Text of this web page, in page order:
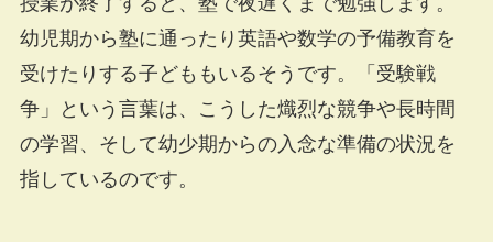
幼児期から塾に通ったり英語や数学の予備教育を
受けたりする子どももいるそうです。「受験戦
争」という言葉は、こうした熾烈な競争や長時間
の学習、そして幼少期からの入念な準備の状況を
指しているのです。